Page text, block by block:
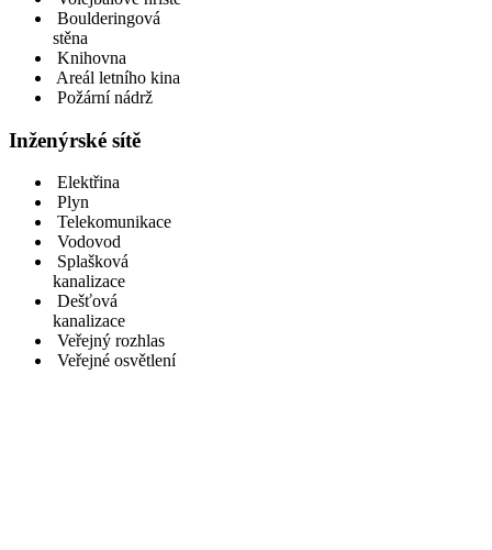
Boulderingová
stěna
Knihovna
Areál letního kina
Požární nádrž
Inženýrské sítě
Elektřina
Plyn
Telekomunikace
Vodovod
Splašková
kanalizace
Dešťová
kanalizace
Veřejný rozhlas
Veřejné osvětlení